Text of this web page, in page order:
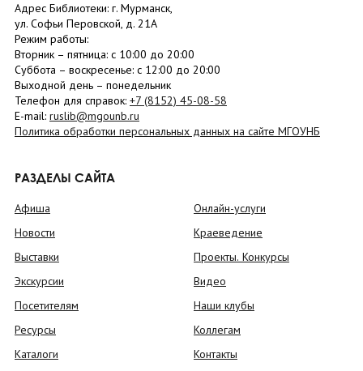
Адрес Библиотеки: г. Мурманск,
ул. Софьи Перовской, д. 21А
Режим работы:
Вторник – пятница: с 10:00 до 20:00
Суббота – воскресенье: c 12:00 до 20:00
Выходной день – понедельник
Телефон для справок: +7 (8152) 45-08-58
E-mail: ruslib@mgounb.ru
Политика обработки персональных данных на сайте МГОУНБ
РАЗДЕЛЫ САЙТА
Афиша
Новости
Выставки
Экскурсии
Посетителям
Ресурсы
Каталоги
Онлайн-услуги
Краеведение
Проекты. Конкурсы
Видео
Наши клубы
Коллегам
Контакты